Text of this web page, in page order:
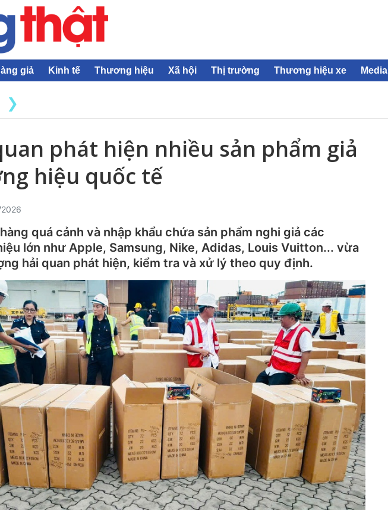
giả Kinh tế Thương hiệu Xã hội Thị trường Thương hiệu xe Media
phát hiện nhiều sản phẩm giả
hiệu quốc tế
quá cảnh và nhập khẩu chứa sản phẩm nghi giả các
lớn như Apple, Samsung, Nike, Adidas, Louis Vuitton... vừa
hải quan phát hiện, kiểm tra và xử lý theo quy định.